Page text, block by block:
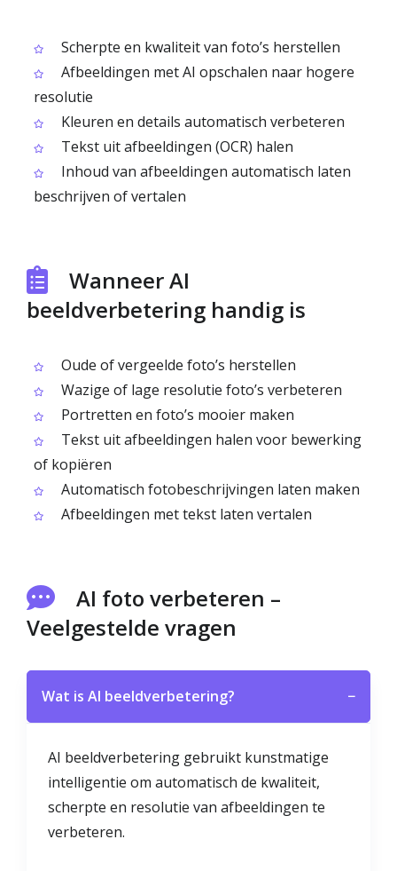
Scherpte en kwaliteit van foto’s herstellen
Afbeeldingen met AI opschalen naar hogere
resolutie
Kleuren en details automatisch verbeteren
Tekst uit afbeeldingen (OCR) halen
Inhoud van afbeeldingen automatisch laten
beschrijven of vertalen
Wanneer AI
beeldverbetering handig is
Oude of vergeelde foto’s herstellen
Wazige of lage resolutie foto’s verbeteren
Portretten en foto’s mooier maken
Tekst uit afbeeldingen halen voor bewerking
of kopiëren
Automatisch fotobeschrijvingen laten maken
Afbeeldingen met tekst laten vertalen
AI foto verbeteren –
Veelgestelde vragen
Wat is AI beeldverbetering? −
AI beeldverbetering gebruikt kunstmatige
intelligentie om automatisch de kwaliteit,
scherpte en resolutie van afbeeldingen te
verbeteren.